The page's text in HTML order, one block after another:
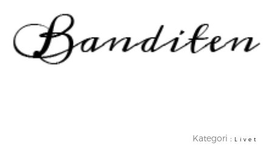
Kategori : Livet